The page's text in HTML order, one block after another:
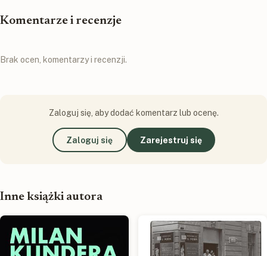
Komentarze i recenzje
Brak ocen, komentarzy i recenzji.
Zaloguj się, aby dodać komentarz lub ocenę.
Zaloguj się Zarejestruj się
Inne książki autora